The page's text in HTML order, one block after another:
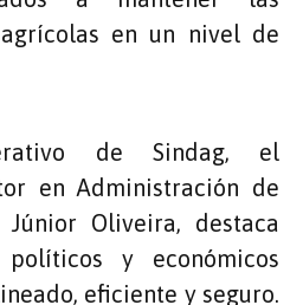
en un nivel de
de Sindag, el
en Administración de
Júnior Oliveira, destaca
y económicos
eficiente y seguro.